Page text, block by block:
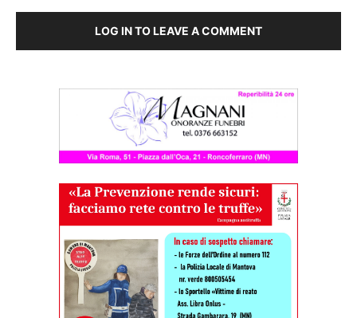
LOG IN TO LEAVE A COMMENT